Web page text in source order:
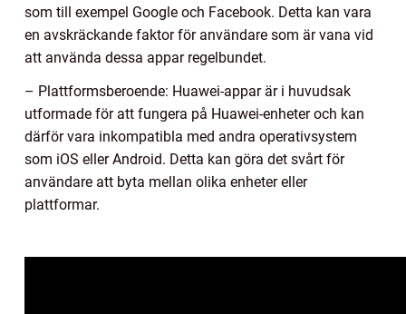
som till exempel Google och Facebook. Detta kan vara
en avskräckande faktor för användare som är vana vid
att använda dessa appar regelbundet.
– Plattformsberoende: Huawei-appar är i huvudsak
utformade för att fungera på Huawei-enheter och kan
därför vara inkompatibla med andra operativsystem
som iOS eller Android. Detta kan göra det svårt för
användare att byta mellan olika enheter eller
plattformar.